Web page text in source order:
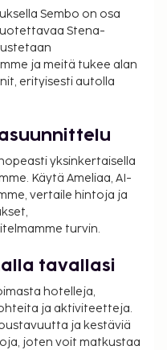
kuuluu myös
Hotelli järjestää
muita asiakkaita.
Ilmainen
klo 6.00–
per yö
lisämaksuja
per yö
kaikkea. Maksut ja
sisällä veroja, ja ne
vanha lapsi voi
rekisteröitynyttä
vanhemman tai
sänkyjä.
tiettyihin huoneisiin
Sembo on osa
Stena-
ja meitä tukee alan
erityisesti autolla
yksinkertaisella
Käytä Ameliaa, AI-
vertaile hintoja ja
turvin.
tavallasi
hotelleja,
ja aktiviteetteja.
ja kestäviä
joten voit matkustaa